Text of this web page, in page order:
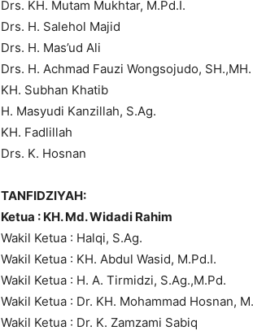
Drs. KH. Mutam Mukhtar, M.Pd.I.
Drs. H. Salehol Majid
Drs. H. Mas’ud Ali
Drs. H. Achmad Fauzi Wongsojudo, SH.,MH.
KH. Subhan Khatib
H. Masyudi Kanzillah, S.Ag.
KH. Fadlillah
Drs. K. Hosnan
TANFIDZIYAH:
Ketua : KH. Md. Widadi Rahim
Wakil Ketua : Halqi, S.Ag.
Wakil Ketua : KH. Abdul Wasid, M.Pd.I.
Wakil Ketua : H. A. Tirmidzi, S.Ag.,M.Pd.
Wakil Ketua : Dr. KH. Mohammad Hosnan,
Wakil Ketua : Dr. K. Zamzami Sabiq